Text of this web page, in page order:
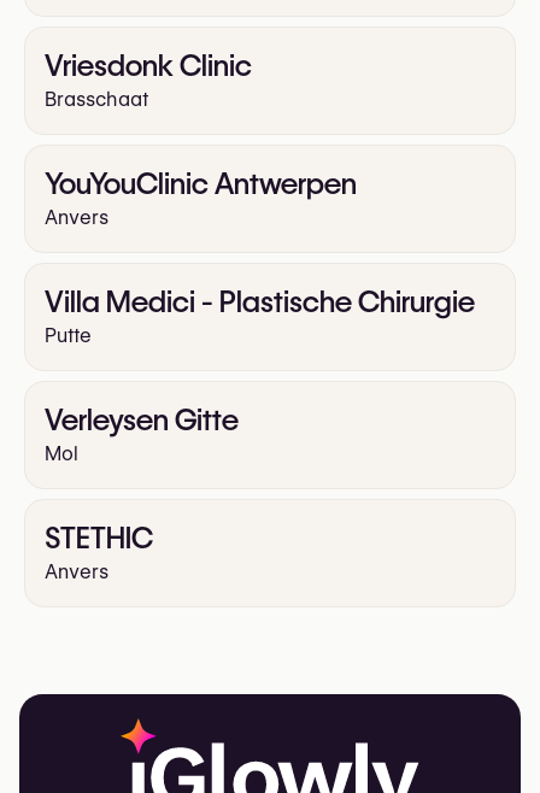
Vriesdonk Clinic
Brasschaat
YouYouClinic Antwerpen
Anvers
Villa Medici - Plastische Chirurgie
Putte
Verleysen Gitte
Mol
STETHIC
Anvers